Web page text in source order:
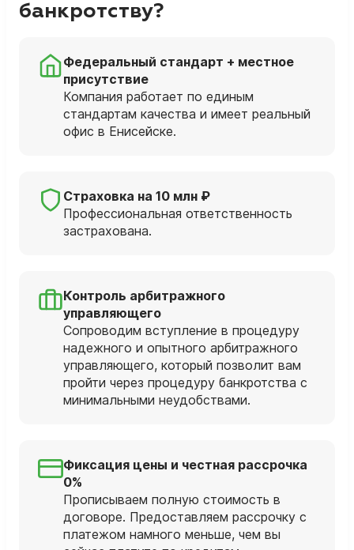
банкротству?
Федеральный стандарт + местное
присутствие
Компания работает по единым
стандартам качества и имеет реальный
офис в Енисейске.
Страховка на 10 млн ₽
Профессиональная ответственность
застрахована.
Контроль арбитражного
управляющего
Сопроводим вступление в процедуру
надежного и опытного арбитражного
управляющего, который позволит вам
пройти через процедуру банкротства с
минимальными неудобствами.
Фиксация цены и честная рассрочка
0%
Прописываем полную стоимость в
договоре. Предоставляем рассрочку с
платежом намного меньше, чем вы